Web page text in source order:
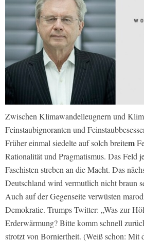
Zwischen Klimawandelleugnern und
Feinstaubignoranten und
Früher einmal siedelte auf solch breitem
Rationalität und Pragmatismus. Das Feld
Faschisten streben an die Macht. Das
Deutschland wird vermutlich nicht braun
Auch auf der Gegenseite verwüsten
Demokratie. Trumps Twitter: „Was zur
Erderwärmung? Bitte komm schnell
strotzt von Borniertheit. (Weiß schon: Mit